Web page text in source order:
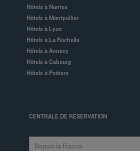
Hôtels à Nantes
Hôtels à Montpellier
Hôtels à Lyon
Hôtels à La Rochelle
Hôtels à Annecy
Hôtels à Cabourg
Hôtels à Poitiers
CENTRALE DE RÉSERVATION
Depuis la France